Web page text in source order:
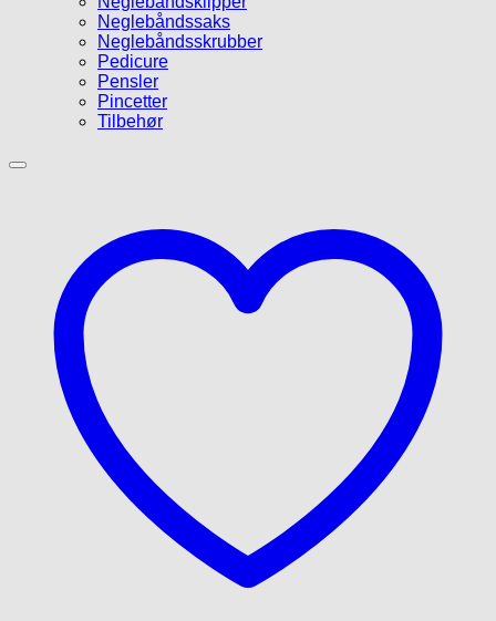
Neglebåndssaks
Neglebåndsskrubber
Pedicure
Pensler
Pincetter
Tilbehør